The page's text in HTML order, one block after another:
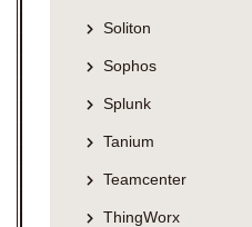
Soliton
Sophos
Splunk
Tanium
Teamcenter
ThingWorx